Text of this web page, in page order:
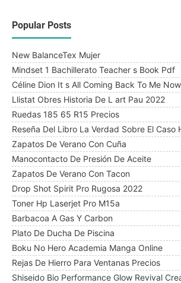
Popular Posts
New BalanceTex Mujer
Mindset 1 Bachillerato Teacher s Book Pdf
Céline Dion It s All Coming Back To Me
Llistat Obres Historia De L art Pau 2022
Ruedas 185 65 R15 Precios
Reseña Del Libro La Verdad Sobre El Caso
Zapatos De Verano Con Cuña
Manocontacto De Presión De Aceite
Zapatos De Verano Con Tacon
Drop Shot Spirit Pro Rugosa 2022
Toner Hp Laserjet Pro M15a
Barbacoa A Gas Y Carbon
Plato De Ducha De Piscina
Boku No Hero Academia Manga Online
Rejas De Hierro Para Ventanas Precios
Shiseido Bio Performance Glow Revival